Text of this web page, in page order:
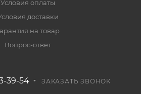
Условия оплаты
доставки
на товар
Вопрос-ответ
39-54 ЗАКАЗАТЬ ЗВОНОК